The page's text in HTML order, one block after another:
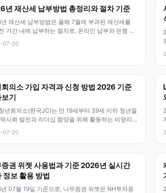
년 재산세 납부방법 총정리와 절차 기준
재산세 납부방법은 올해 7월에 부과된 재산세를
기간 내에 납부하는 절차로, 온라인 납부와 은행 방
07-20
회의소 가입 자격과 신청 방법 2026 기준
기
년회의소(한국JC)는 만 19세부터 39세 이하 청년들
사회 발전과 리더십 함양을 위해 활동하는 비영리
07-20
증권 위젯 사용법과 기준 2026년 실시간
정보 활용 방법
07월 19일 기준으로, 나무증권 위젯은 NH투자증